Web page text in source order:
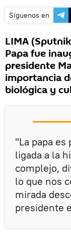
Síguenos en
LIMA
Papa fue
presidente
importancia
biológica y
"La papa
ligada a la
complejo,
lo que nos
mirada
presidente